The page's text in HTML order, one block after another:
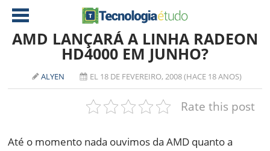
AMD
ATI
TABLETS
IOS
JOGOS
AMD LANÇARÁ A LINHA RADEON
HD4000 EM JUNHO?
ALYEN EL 18 DE FEVEREIRO, 2008 (HACE 18 ANOS)
Rate this post
Até o momento nada ouvimos da AMD quanto a